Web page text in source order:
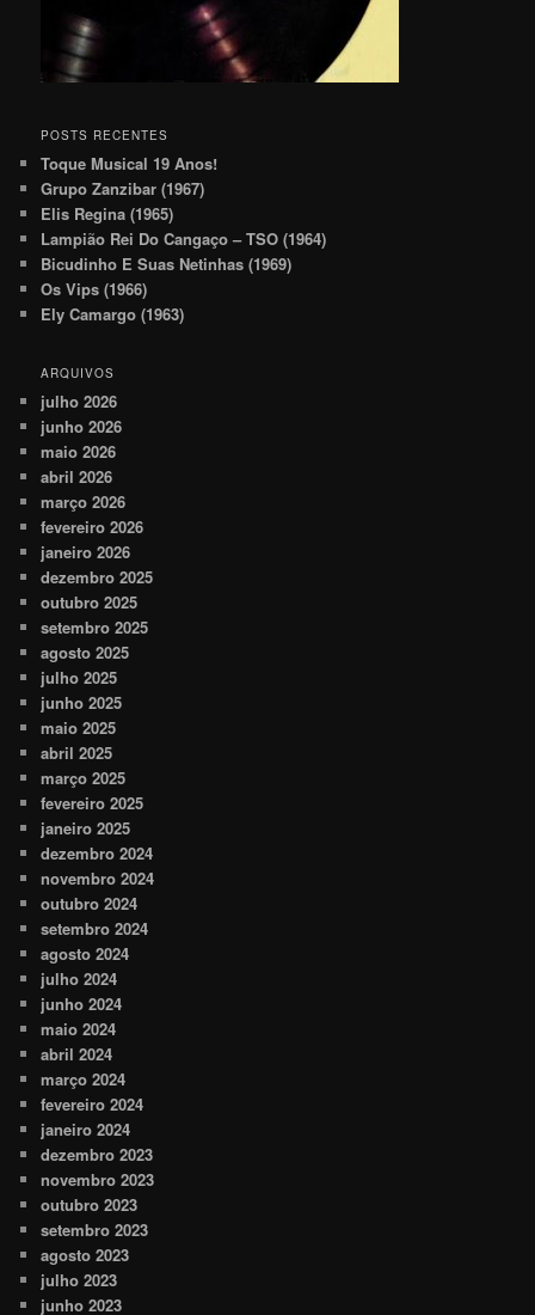
POSTS RECENTES
Toque Musical 19 Anos!
Grupo Zanzibar (1967)
Elis Regina (1965)
Lampião Rei Do Cangaço – TSO (1964)
Bicudinho E Suas Netinhas (1969)
Os Vips (1966)
Ely Camargo (1963)
ARQUIVOS
julho 2026
junho 2026
maio 2026
abril 2026
março 2026
fevereiro 2026
janeiro 2026
dezembro 2025
outubro 2025
setembro 2025
agosto 2025
julho 2025
junho 2025
maio 2025
abril 2025
março 2025
fevereiro 2025
janeiro 2025
dezembro 2024
novembro 2024
outubro 2024
setembro 2024
agosto 2024
julho 2024
junho 2024
maio 2024
abril 2024
março 2024
fevereiro 2024
janeiro 2024
dezembro 2023
novembro 2023
outubro 2023
setembro 2023
agosto 2023
julho 2023
junho 2023